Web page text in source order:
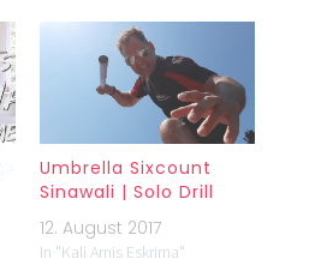
Umbrella Sixcount
Sinawali | Solo Drill
12. August 2017
In "Kali Arnis Eskrima"